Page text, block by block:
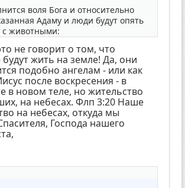
воля Бога и относительно
Адаму и люди будут опять
животными:
не говорит о том, что
жить на земле! Да, они
подобно ангелам - или как
после воскресения - в
в новом теле, но жительство
на небесах. Флп 3:20 Наше
на небесах, откуда мы
Господа нашего